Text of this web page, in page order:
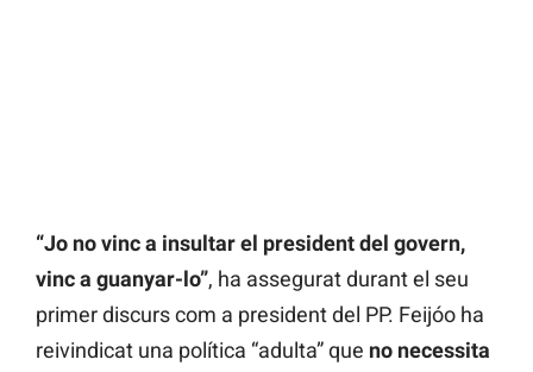
“Jo no vinc a insultar el president del govern,
vinc a guanyar-lo”, ha assegurat durant el seu
primer discurs com a president del PP. Feijóo ha
reivindicat una política “adulta” que no necessita